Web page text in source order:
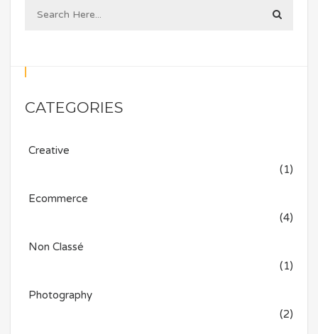
CATEGORIES
Creative
(1)
Ecommerce
(4)
Non Classé
(1)
Photography
(2)